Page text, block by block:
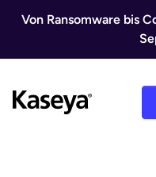
Von Ransomware bis